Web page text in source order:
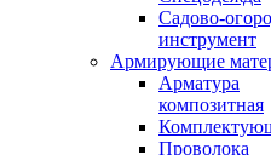
Садово-
инструмент
Армирующие
Арматура
композитная
Проволока